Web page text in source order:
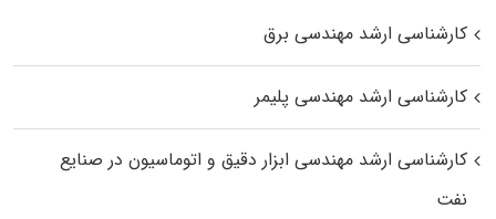
کارشناسی ارشد مهندسی برق
کارشناسی ارشد مهندسی پلیمر
کارشناسی ارشد مهندسی ابزار دقیق و اتوماسیون در صنایع
نفت